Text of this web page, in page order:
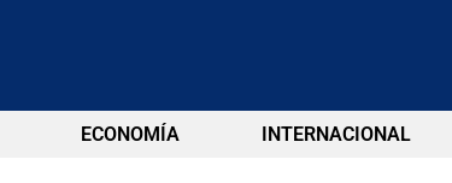
ECONOMÍA INTERNACIONAL